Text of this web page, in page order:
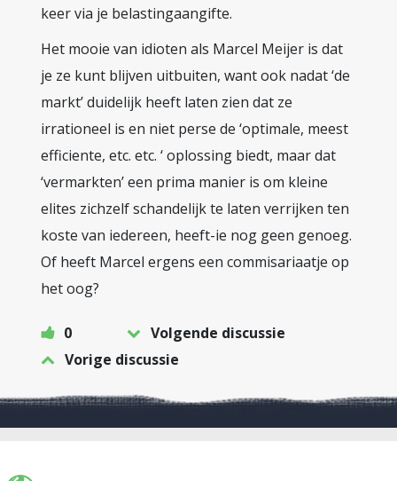
keer via je belastingaangifte.
Het mooie van idioten als Marcel Meijer is dat
je ze kunt blijven uitbuiten, want ook nadat ‘de
markt’ duidelijk heeft laten zien dat ze
irrationeel is en niet perse de ‘optimale, meest
efficiente, etc. etc. ‘ oplossing biedt, maar dat
‘vermarkten’ een prima manier is om kleine
elites zichzelf schandelijk te laten verrijken ten
koste van iedereen, heeft-ie nog geen genoeg.
Of heeft Marcel ergens een commisariaatje op
het oog?
0
Volgende discussie
Vorige discussie